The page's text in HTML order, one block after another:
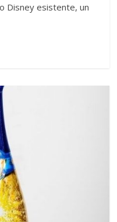
Disney esistente, un